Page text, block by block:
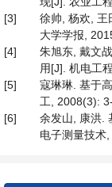
[3]
徐帅, 杨欢, 王
大学学报,
[4]
朱旭东, 戴文
用[J]. 机电工
[5]
寇琳琳. 基于
工, 2008(3):
[6]
余发山, 康洪.
电子测量技术